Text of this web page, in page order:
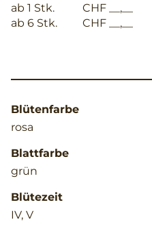
ab 1 Stk.
CHF __,__
ab 6 Stk.
CHF __,__
Blütenfarbe
rosa
Blattfarbe
grün
Blütezeit
IV, V